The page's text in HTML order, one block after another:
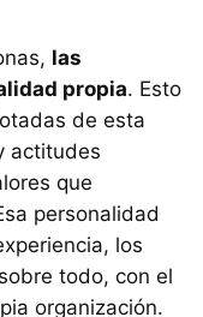
las
propia. Esto
de esta
actitudes
que
personalidad
los
todo, con el
organización.